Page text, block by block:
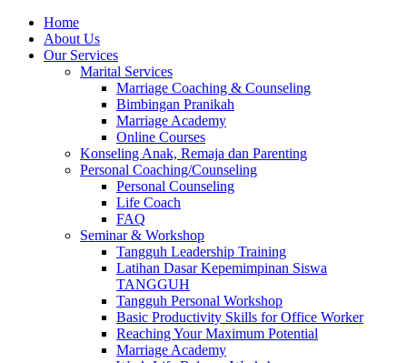
Skip
content
Home
About Us
Our Services
Marital Services
Marriage Coaching & Counseling
Bimbingan Pranikah
Marriage Academy
Online Courses
Konseling Anak, Remaja dan Parenting
Personal Coaching/Counseling
Personal Counseling
Life Coach
FAQ
Seminar & Workshop
Tangguh Leadership Training
Latihan Dasar Kepemimpinan Siswa
TANGGUH
Tangguh Personal Workshop
Basic Productivity Skills for Office Worker
Reaching Your Maximum Potential
Marriage Academy